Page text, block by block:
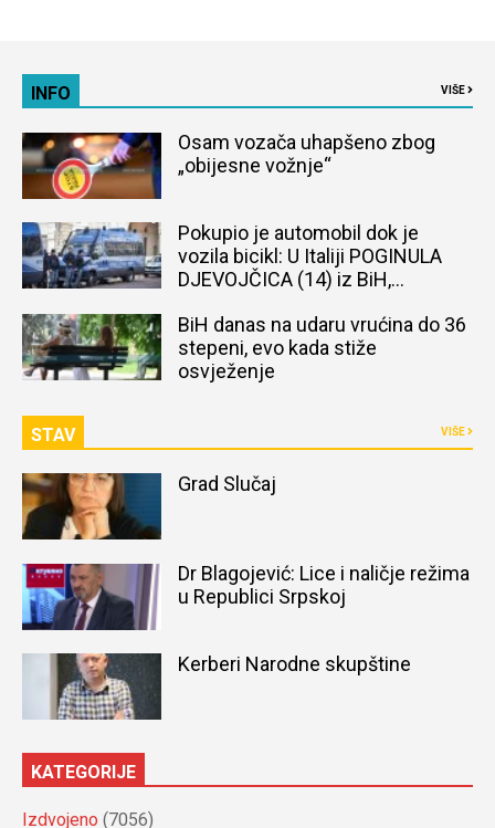
INFO VIŠE
Osam vozača uhapšeno zbog
„obijesne vožnje“
Pokupio je automobil dok je
vozila bicikl: U Italiji POGINULA
DJEVOJČICA (14) iz BiH,
BiH danas na udaru vrućina do 36
stepeni, evo kada stiže
osvježenje
STAV VIŠE
Grad Slučaj
Dr Blagojević: Lice i naličje režima
u Republici Srpskoj
Kerberi Narodne skupštine
KATEGORIJE
Izdvojeno (7056)